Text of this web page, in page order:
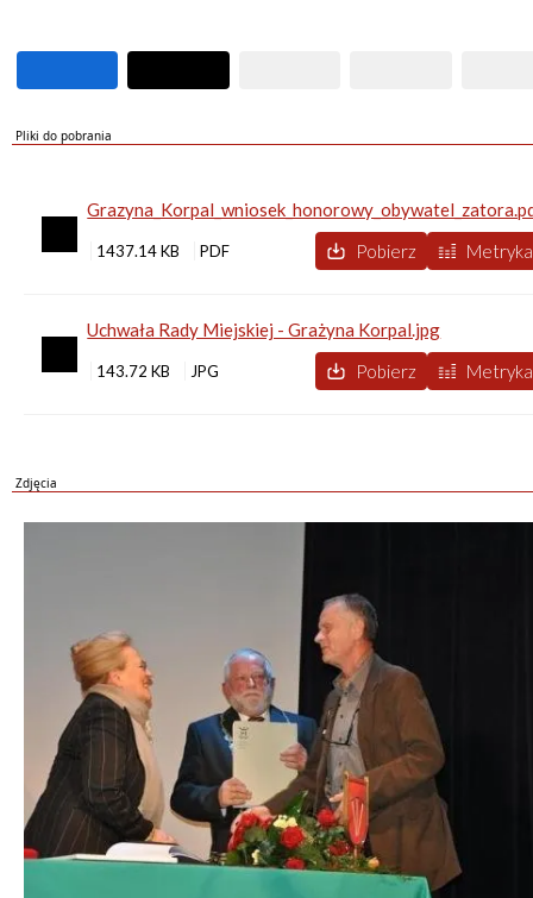
Pliki do pobrania
1437.14 KB Pobierz Metryka
Uchwała Rady Miejskiej - Grażyna Korpal.jpg
143.72 KB Pobierz Metryka
Zdjęcia